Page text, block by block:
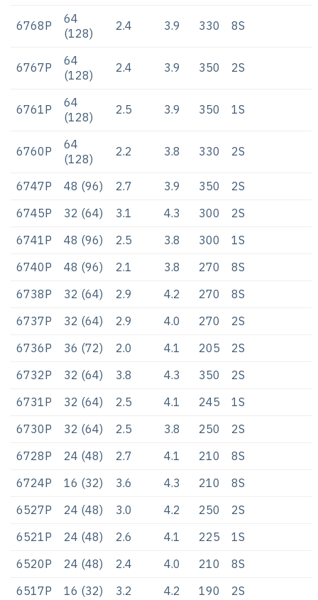
6768P
64
(128)
2.4 3.9 330 8S
6767P
64
(128)
2.4 3.9 350 2S
6761P
64
(128)
2.5 3.9 350 1S
6760P
64
(128)
2.2 3.8 330 2S
6747P 48 (96) 2.7 3.9 350
2S
6745P
32 (64) 3.1 4.3 300
2S
6741P
48 (96) 2.5 3.8 300
1S
6740P
48 (96) 2.1 3.8 270
8S
6738P
32 (64) 2.9 4.2 270
8S
6737P
32 (64) 2.9 4.0 270
2S
6736P
36 (72) 2.0 4.1 205
2S
6732P
32 (64) 3.8 4.3 350
2S
6731P
32 (64) 2.5 4.1 245
1S
6730P
32 (64) 2.5 3.8 250
2S
6728P
24 (48) 2.7 4.1 210
8S
6724P
16 (32) 3.6 4.3 210
8S
6527P
24 (48) 3.0 4.2 250
2S
6521P
24 (48) 2.6 4.1 225
1S
6520P
24 (48) 2.4 4.0 210
8S
6517P
16 (32) 3.2 4.2 190 2S